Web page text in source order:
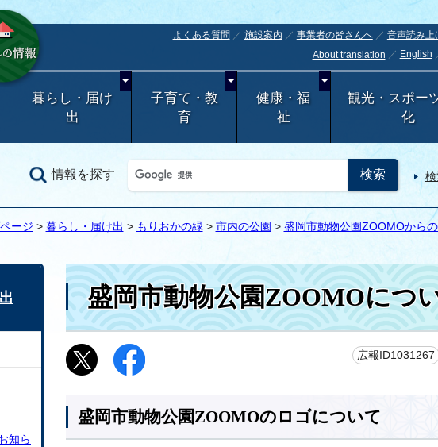
よくある質問 施設案内 事業者の皆さんへ 音声読み上
About translation
English
暮らし・届け
出
子育て・教
育
健康・福
祉
観光・スポー
化
情報を探す
ージ > 暮らし・届け出 > もりおかの緑 > 市内の公園 > 盛岡市動物公園ZOOMOから
盛岡市動物公園ZOOMOにつ
広報ID1031267
盛岡市動物公園ZOOMOのロゴについて
知ら